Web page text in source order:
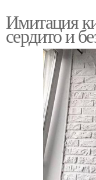
Имитация
сердито и